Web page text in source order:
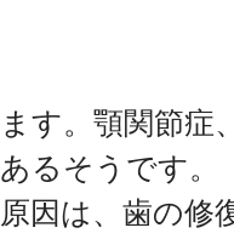
ます。顎関節症
あるそうです。
原因は、歯の修